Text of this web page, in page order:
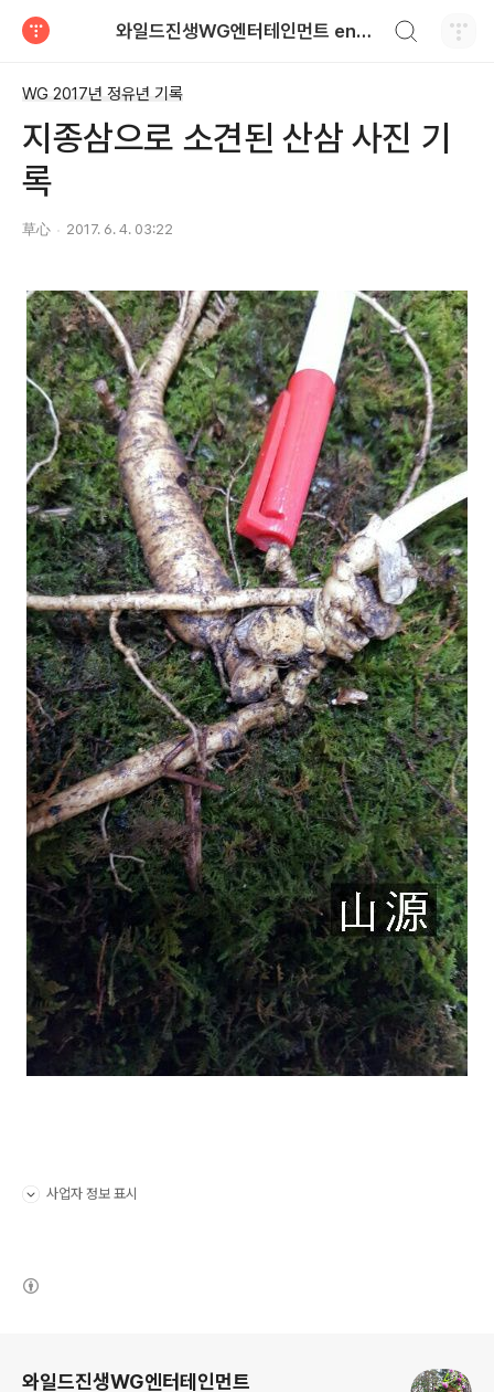
와일드진생WG엔터테인먼트 entertainment
WG 2017년 정유년 기록
지종삼으로 소견된 산삼 사진 기
록
草心 2017. 6. 4. 03:22
사업자 정보 표시
와일드진생WG엔터테인먼트